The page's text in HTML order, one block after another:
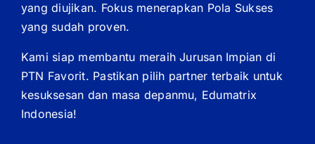
yang diujikan. Fokus menerapkan Pola Sukses
yang sudah proven.
Kami siap membantu meraih Jurusan Impian di
PTN Favorit. Pastikan pilih partner terbaik untuk
kesuksesan dan masa depanmu, Edumatrix
Indonesia!